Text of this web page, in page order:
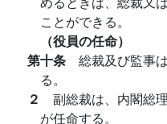
ことができる。
（役員の任命）
第十条 総裁及び監事
る。
２ 副総裁は、内閣総
が任命する。